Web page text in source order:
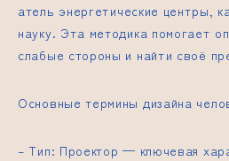
атель энергетические центры,
науку. Эта методика помогает
слабые стороны и найти своё
Основные термины дизайна
– Тип: Проектор — ключевая